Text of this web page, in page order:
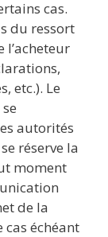
cas.
du ressort
l’acheteur
etc.). Le
autorités
réserve la
moment
de la
cas échéant